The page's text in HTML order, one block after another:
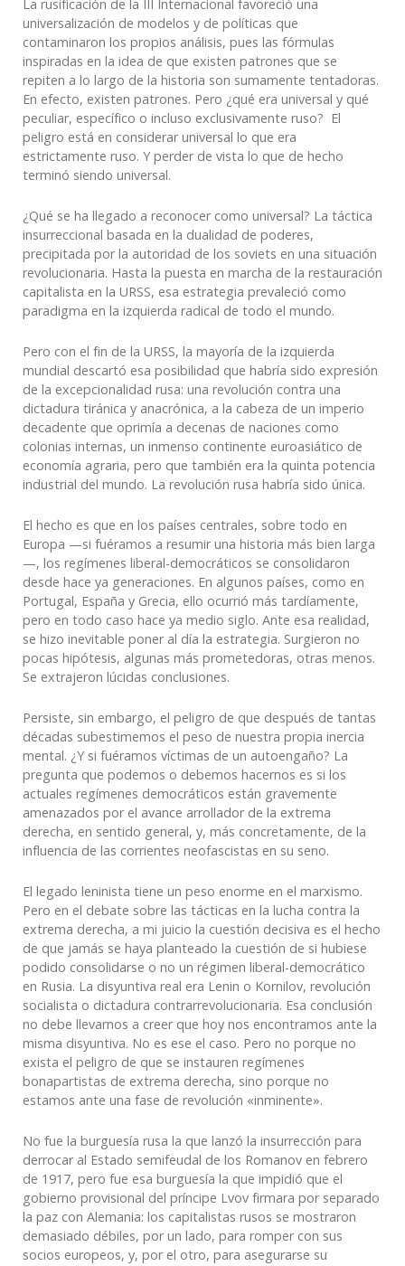
La rusificación de la III Internacional favoreció una
universalización de modelos y de políticas que
contaminaron los propios análisis, pues las fórmulas
inspiradas en la idea de que existen patrones que se
repiten a lo largo de la historia son sumamente tentadoras.
En efecto, existen patrones. Pero ¿qué era universal y qué
peculiar, específico o incluso exclusivamente ruso? El
peligro está en considerar universal lo que era
estrictamente ruso. Y perder de vista lo que de hecho
terminó siendo universal.
¿Qué se ha llegado a reconocer como universal? La táctica
insurreccional basada en la dualidad de poderes,
precipitada por la autoridad de los soviets en una situación
revolucionaria. Hasta la puesta en marcha de la restauración
capitalista en la URSS, esa estrategia prevaleció como
paradigma en la izquierda radical de todo el mundo.
Pero con el fin de la URSS, la mayoría de la izquierda
mundial descartó esa posibilidad que habría sido expresión
de la excepcionalidad rusa: una revolución contra una
dictadura tiránica y anacrónica, a la cabeza de un imperio
decadente que oprimía a decenas de naciones como
colonias internas, un inmenso continente euroasiático de
economía agraria, pero que también era la quinta potencia
industrial del mundo. La revolución rusa habría sido única.
El hecho es que en los países centrales, sobre todo en
Europa —si fuéramos a resumir una historia más bien larga
—, los regímenes liberal-democráticos se consolidaron
desde hace ya generaciones. En algunos países, como en
Portugal, España y Grecia, ello ocurrió más tardíamente,
pero en todo caso hace ya medio siglo. Ante esa realidad,
se hizo inevitable poner al día la estrategia. Surgieron no
pocas hipótesis, algunas más prometedoras, otras menos.
Se extrajeron lúcidas conclusiones.
Persiste, sin embargo, el peligro de que después de tantas
décadas subestimemos el peso de nuestra propia inercia
mental. ¿Y si fuéramos víctimas de un autoengaño? La
pregunta que podemos o debemos hacernos es si los
actuales regímenes democráticos están gravemente
amenazados por el avance arrollador de la extrema
derecha, en sentido general, y, más concretamente, de la
influencia de las corrientes neofascistas en su seno.
El legado leninista tiene un peso enorme en el marxismo.
Pero en el debate sobre las tácticas en la lucha contra la
extrema derecha, a mi juicio la cuestión decisiva es el hecho
de que jamás se haya planteado la cuestión de si hubiese
podido consolidarse o no un régimen liberal-democrático
en Rusia. La disyuntiva real era Lenin o Kornilov, revolución
socialista o dictadura contrarrevolucionaria. Esa conclusión
no debe llevarnos a creer que hoy nos encontramos ante la
misma disyuntiva. No es ese el caso. Pero no porque no
exista el peligro de que se instauren regímenes
bonapartistas de extrema derecha, sino porque no
estamos ante una fase de revolución «inminente».
No fue la burguesía rusa la que lanzó la insurrección para
derrocar al Estado semifeudal de los Romanov en febrero
de 1917, pero fue esa burguesía la que impidió que el
gobierno provisional del príncipe Lvov firmara por separado
la paz con Alemania: los capitalistas rusos se mostraron
demasiado débiles, por un lado, para romper con sus
socios europeos, y, por el otro, para asegurarse su